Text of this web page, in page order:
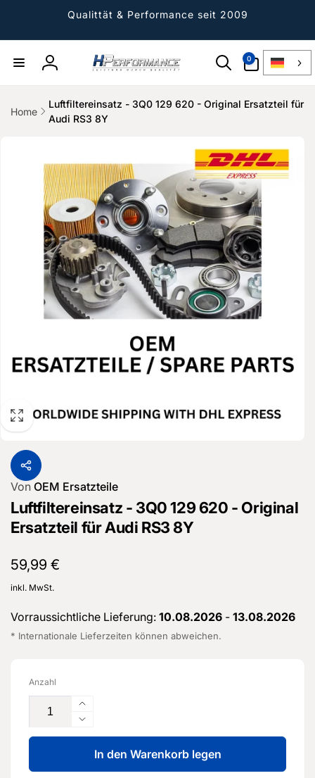
Qualittät & Performance seit 2009
Einloggen
0
Artikel
Home
Luftfiltereinsatz - 3Q0 129 620 - Original Ersatzteil für
Audi RS3 8Y
Von OEM Ersatzteile
Luftfiltereinsatz - 3Q0 129 620 - Original
Ersatzteil für Audi RS3 8Y
Normaler
Preis
59,99 €
inkl. MwSt.
Vorraussichtliche Lieferung: 10.08.2026 - 13.08.2026
* Internationale Lieferzeiten können abweichen.
Anzahl
Erhöhe
die
Menge
für
Luftfiltereinsatz
Verringere
die
Menge
für
In den Warenkorb legen